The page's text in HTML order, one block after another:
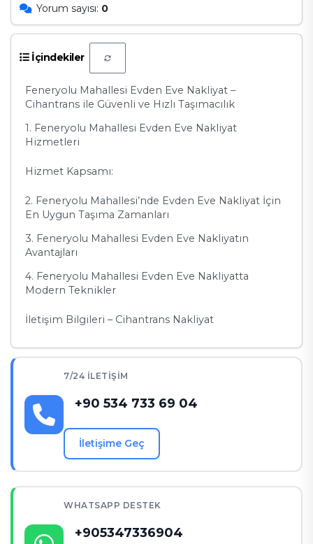
Yorum sayısı: 0
İçindekiler
Feneryolu Mahallesi Evden Eve Nakliyat –
Cihantrans ile Güvenli ve Hızlı Taşımacılık
1. Feneryolu Mahallesi Evden Eve Nakliyat
Hizmetleri
Hizmet Kapsamı:
2. Feneryolu Mahallesi’nde Evden Eve Nakliyat İçin
En Uygun Taşıma Zamanları
3. Feneryolu Mahallesi Evden Eve Nakliyatın
Avantajları
4. Feneryolu Mahallesi Evden Eve Nakliyatta
Modern Teknikler
İletişim Bilgileri – Cihantrans Nakliyat
7/24 İLETIŞIM
+90 534 733 69 04
İletişime Geç
WHATSAPP DESTEK
+905347336904